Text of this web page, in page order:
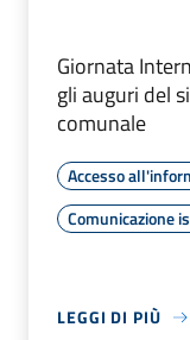
Giornata
gli auguri del
comunale
Accesso
Comunicazione
LEGGI DI PIÙ